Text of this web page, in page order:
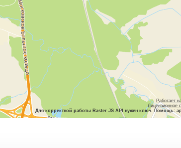
Работает
Лицензионное
Для корректной работы Raster JS API нужен ключ. Помощь: